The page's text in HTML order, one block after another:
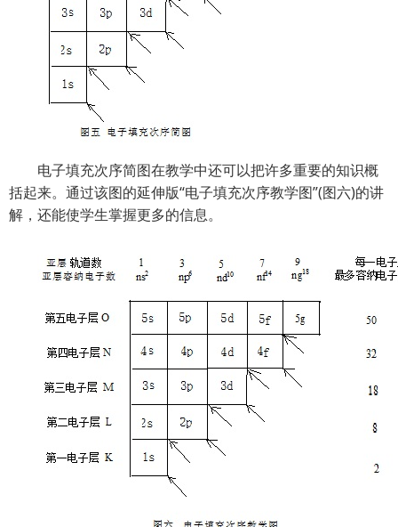
电子填充次序简图在教学中还可以把许多重要的知识概
括起来。通过该图的延伸版“电子填充次序教学图”(图六)的讲
解，还能使学生掌握更多的信息。